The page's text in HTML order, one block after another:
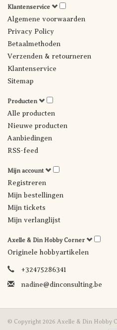
Klantenservice
Algemene voorwaarden
Privacy Policy
Betaalmethoden
Verzenden & retourneren
Klantenservice
Sitemap
Producten
Alle producten
Nieuwe producten
Aanbiedingen
RSS-feed
Mijn account
Registreren
Mijn bestellingen
Mijn tickets
Mijn verlanglijst
Axelle & Din Hobby Corner
Originele hobbyartikelen
+32475286341
nadine@dinconsulting.be
© Copyright 2026 Axelle & Din Hobby